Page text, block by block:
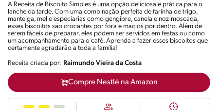
A Receita de Biscoito Simples é uma opção deliciosa e prática para o
lanche da tarde. Com uma combinação perfeita de farinha de trigo,
manteiga, mel e especiarias como gengibre, canela e noz-moscada,
esses biscoitos são crocantes por fora e macios por dentro. Além de
serem fáceis de preparar, eles podem ser servidos em festas ou como
um acompanhamento para o café. Aprenda a fazer esses biscoitos que
certamente agradarão a toda a família!
Receita criada por: Raimundo Vieira da Costa
Compre Nestlé na Amazon